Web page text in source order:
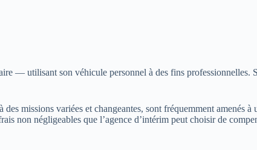
— utilisant son véhicule personnel à des fins professionnelles.
missions variées et changeantes, sont fréquemment amenés
non négligeables que l’agence d’intérim peut choisir de